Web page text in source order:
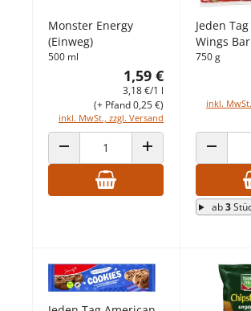
Monster Energy
(Einweg)
500 ml
1,59 €
3,18 €/1 l
inkl. MwSt., zzgl. Versand
(+ Pfand 0,25 €)
ANZAHL VERRINGERNANZAHL ERHÖHEN
Jeden
Wings
750 g
inkl.
ANZAHL
ab3